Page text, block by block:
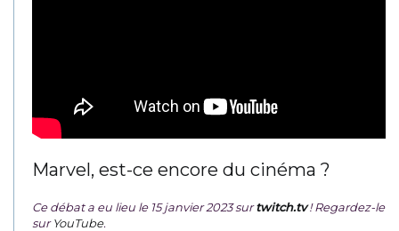
Marvel, est-ce encore du cinéma ?
Ce débat a eu lieu le 15 janvier 2023 surtwitch.tv ! Regardez-le
surYouTube.